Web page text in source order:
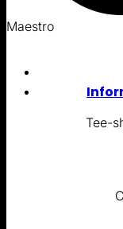
Maestro
Tee-